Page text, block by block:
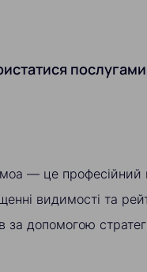
послугами
— це професійний
видимості та
за допомогою